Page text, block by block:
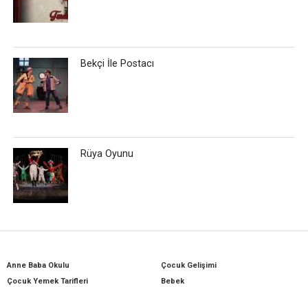
Bekçi İle Postacı
Rüya Oyunu
Anne Baba Okulu
Çocuk Gelişimi
Çocuk Yemek Tarifleri
Bebek